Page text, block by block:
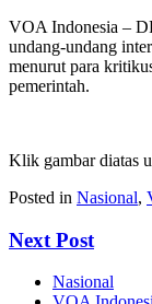
VOA Indonesia –
undang-undang
menurut para
pemerintah.
Klik gambar diatas
Posted in Nasional,
Next Post
Nasional